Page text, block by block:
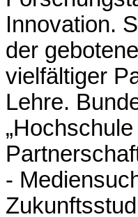
Innovation.
der
vielfältiger
Lehre.
-